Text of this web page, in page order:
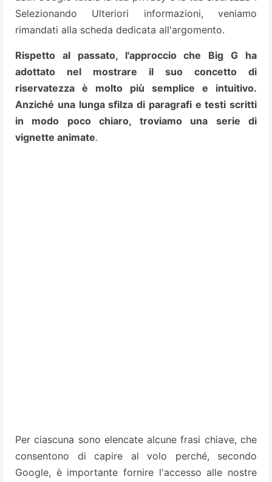
Selezionando Ulteriori informazioni, veniamo
rimandati alla scheda dedicata all'argomento.
Rispetto al passato, l'approccio che Big G ha
adottato nel mostrare il suo concetto di
riservatezza è molto più semplice e intuitivo.
Anziché una lunga sfilza di paragrafi e testi scritti
in modo poco chiaro, troviamo una serie di
vignette animate.
Per ciascuna sono elencate alcune frasi chiave, che
consentono di capire al volo perché, secondo
Google, è importante fornire l'accesso alle nostre